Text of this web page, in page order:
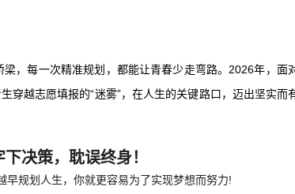
，每一次精准规划，都能让青春少走弯路。2026年，面
越志愿填报的“迷雾”，在人生的关键路口，迈出坚实而
决策，耽误终身！
早规划人生，你就更容易为了实现梦想而努力!